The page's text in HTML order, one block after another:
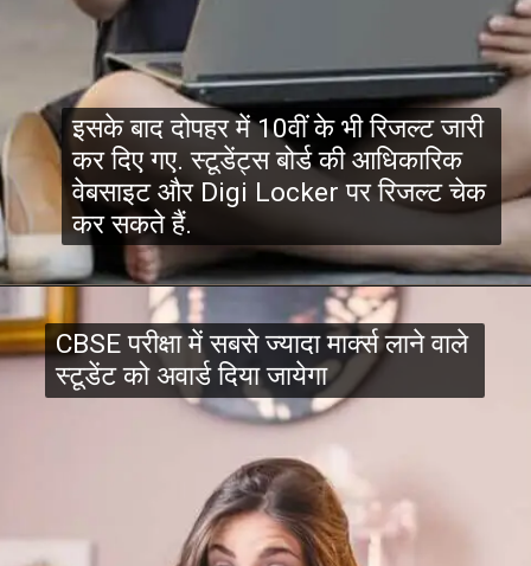
इसके बाद दोपहर में 10वीं के भी रिजल्ट जारी
कर दिए गए. स्टूडेंट्स बोर्ड की आधिकारिक
वेबसाइट और Digi Locker पर रिजल्ट चेक
कर सकते हैं.
CBSE परीक्षा में सबसे ज्यादा मार्क्स लाने वाले
स्टूडेंट को अवार्ड दिया जायेगा